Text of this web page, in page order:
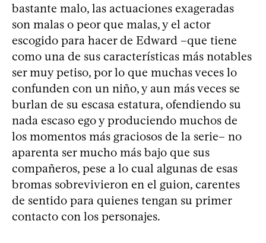
bastante malo, las actuaciones exageradas
son malas o peor que malas, y el actor
escogido para hacer de Edward –que tiene
como una de sus características más notables
ser muy petiso, por lo que muchas veces lo
confunden con un niño, y aun más veces se
burlan de su escasa estatura, ofendiendo su
nada escaso ego y produciendo muchos de
los momentos más graciosos de la serie– no
aparenta ser mucho más bajo que sus
compañeros, pese a lo cual algunas de esas
bromas sobrevivieron en el guion, carentes
de sentido para quienes tengan su primer
contacto con los personajes.